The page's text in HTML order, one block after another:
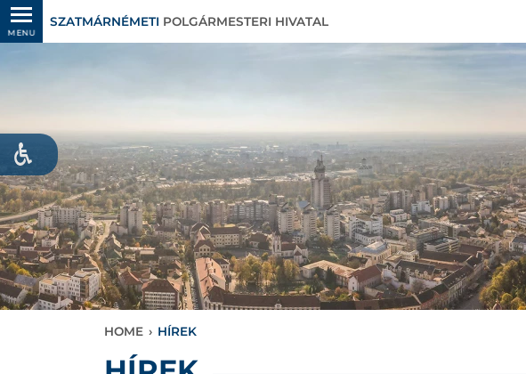
MENU
SZATMÁRNÉMETI POLGÁRMESTERI HIVATAL
HOME › HÍREK